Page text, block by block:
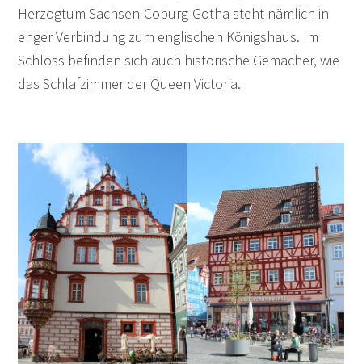
Herzogtum Sachsen-Coburg-Gotha steht nämlich in
enger Verbindung zum englischen Königshaus. Im
Schloss befinden sich auch historische Gemächer, wie
das Schlafzimmer der Queen Victoria.